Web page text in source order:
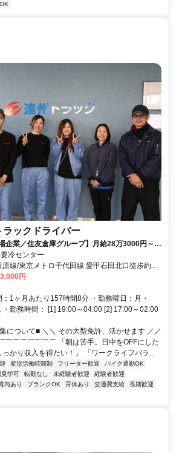
ックドライバー
企業／住友倉庫グループ】月給28万3000円～
！配送先ほぼ固定＆景気に左右されにくい食品
で働けます！
冷センター
線/東京メトロ千代田線 愛甲石田北口徒歩約53
京メトロ千代田線 伊勢原北口徒歩約75分、小
ロ千代田線 本厚木北口徒歩約78分
円
1ヶ月あたり157時間8分 ・勤務曜日：月・
・勤務時間： [1] 19:00～04:00 [2] 17:00～02:00
について■ ＼＼ その大型免許、活かせます ／／
￣￣￣￣￣￣￣ 「朝は苦手。日中をOFFにした
かり収入を得たい！」 「ワークライフバラ...
変形労働時間制 フリーター歓迎
バイク通勤OK
学可 転勤なし 未経験者歓迎
経験者歓迎
与あり ブランクOK 育休あり 交通費支給
長期歓迎